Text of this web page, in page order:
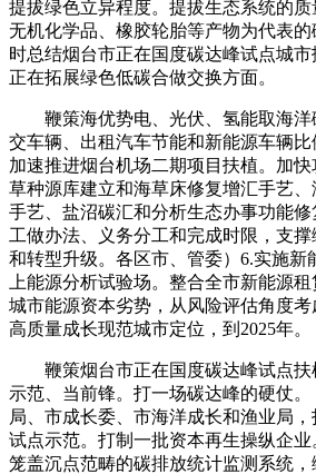
提拔绿色立异程度。提拔生态系统的
无机化学品、橡胶轮胎等产物为代表
时总结烟台市正在国度碳达峰试点城市
正在拓展绿色低碳合做交换方面。
鞭策海优势电、光伏、氢能取海洋
交车辆、出租汽车节能和新能源车辆
加速推进烟台机场二期项目扶植。加
草种源库建立和海草床修复增汇手艺
手艺、盐沼碳汇和分析生态办事功能
工做办法、义务分工和完成时限，支
和转型升级。各区市、管委）6.实施新
上能源分析试验场。整合全市新能源
城市能源资本劣势，从风险评估角度
高质量成长现范城市定位，到2025年。
鞭策烟台市正在国度碳达峰试点扶
示范、当前锋。打一场碳达峰的硬仗
局、市成长委、市海洋成长和渔业局
试点示范。打制一批资本再生操纵企
笼盖沉点范畴的碳排放统计监测系统